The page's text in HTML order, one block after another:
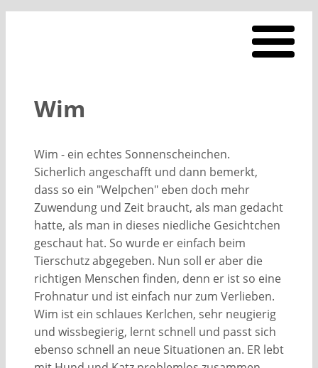
Wim
Wim - ein echtes Sonnenscheinchen.
Sicherlich angeschafft und dann bemerkt,
dass so ein "Welpchen" eben doch mehr
Zuwendung und Zeit braucht, als man gedacht
hatte, als man in dieses niedliche Gesichtchen
geschaut hat. So wurde er einfach beim
Tierschutz abgegeben. Nun soll er aber die
richtigen Menschen finden, denn er ist so eine
Frohnatur und ist einfach nur zum Verlieben.
Wim ist ein schlaues Kerlchen, sehr neugierig
und wissbegierig, lernt schnell und passt sich
ebenso schnell an neue Situationen an. ER lebt